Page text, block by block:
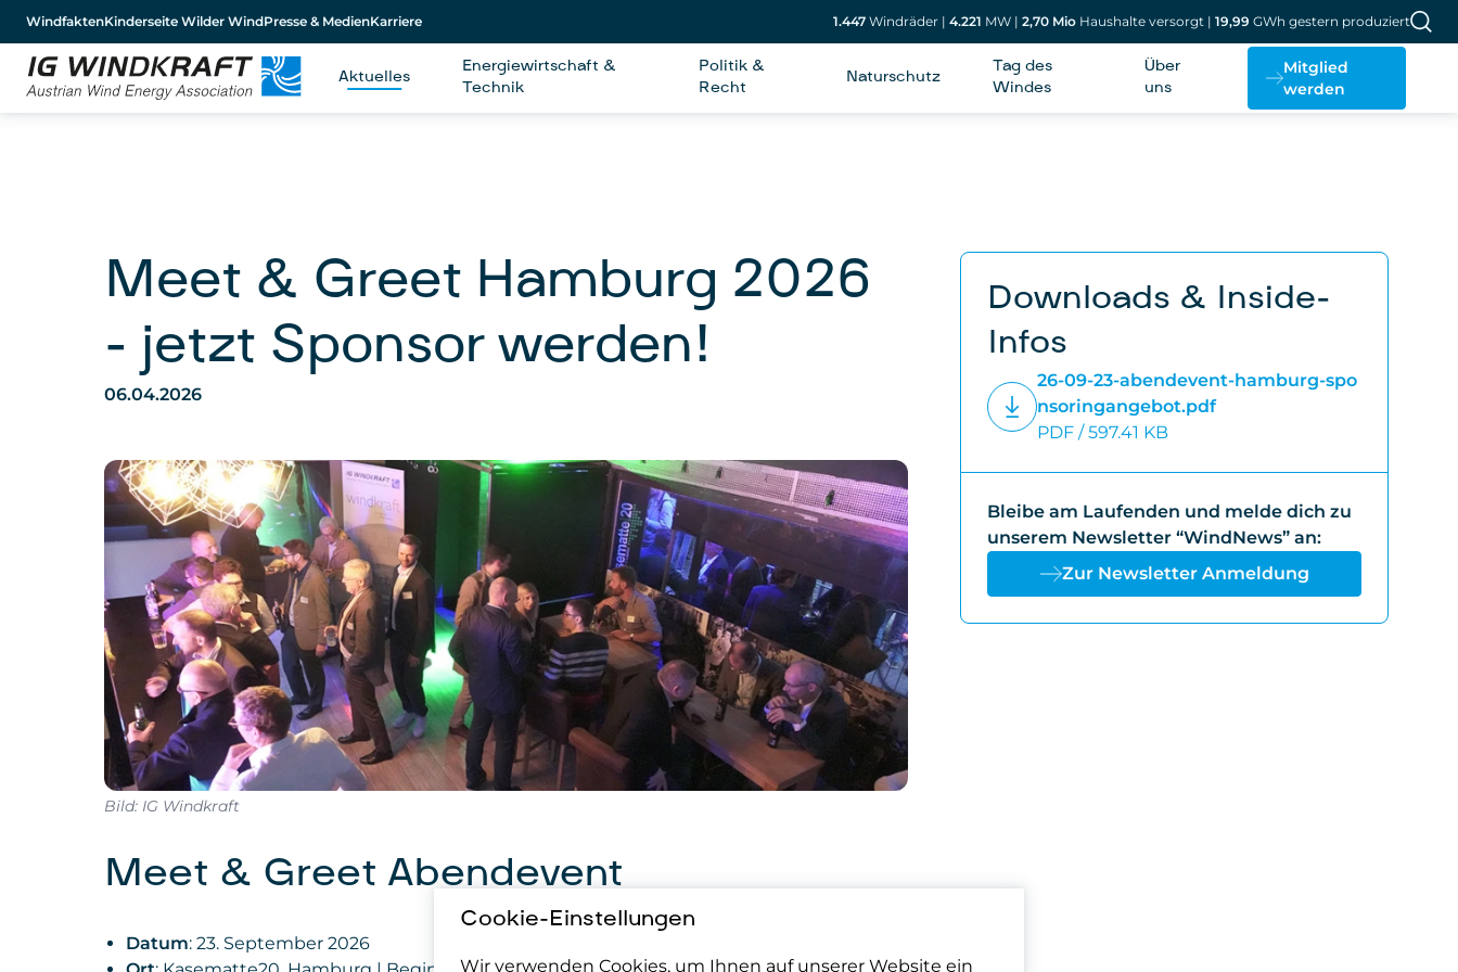
WindfaktenKinderseite Wilder WindPresse & MedienKarriere 1.447 Windräder | 4.221 MW | 2,70 Mio Haushalte versorgt | 19,99 GWh gestern produziert
Aktuelles
Energiewirtschaft &
Technik
Politik &
Recht
Naturschutz
Tag des
Windes
Über
uns
Mitglied
werden
Meet & Greet Hamburg 2026
– jetzt Sponsor werden!
06.04.2026
Bild: IG Windkraft
Meet & Greet Abendevent
Datum: 23. September 2026
Downloads & Inside-
Infos
26-09-23-abendevent-hamburg-spo
nsoringangebot.pdf
PDF / 597.41 KB
Bleibe am Laufenden und melde dich zu
unserem Newsletter “WindNews” an:
Zur Newsletter Anmeldung
Cookie-Einstellungen
Wir verwenden Cookies, um Ihnen auf unserer Website ein